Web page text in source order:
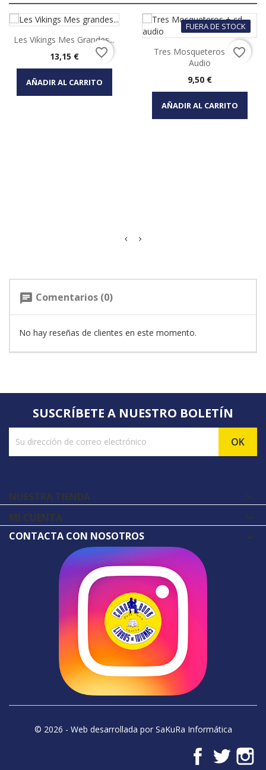
Les Vikings Mes Grandes...
Precio
13,15 €
AÑADIR AL CARRITO
favorite_border
FUERA DE STOCK
Tres Mosqueteros + Cd
Audio
Precio
9,50 €
AÑADIR AL CARRITO
favorite_border
chat Comentarios (0)
No hay reseñas de clientes en este momento.
SUSCRÍBETE A NUESTRO BOLETÍN
NUESTRA TIENDA 
MI CUENTA 
CONTACTA CON NOSOTROS
© 2026 - Web desarrollada por SaKuRa Informática